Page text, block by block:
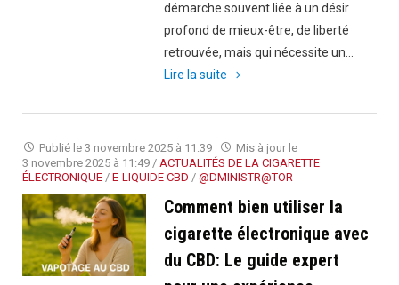
démarche souvent liée à un désir
profond de mieux-être, de liberté
retrouvée, mais qui nécessite un…
Lire la suite "Comment
son
e-
liquide
en
fonction
de
sa
cigarette
Publié le 3 novembre 2025 à 11:39
Mis à jour le
3 novembre 2025 à 11:49 / ACTUALITÉS DE LA CIGARETTE
ÉLECTRONIQUE / E-LIQUIDE CBD / @DMINISTR@TOR
Comment bien utiliser la
cigarette électronique avec
du CBD: Le guide expert